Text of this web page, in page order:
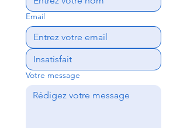
Email
Votre message